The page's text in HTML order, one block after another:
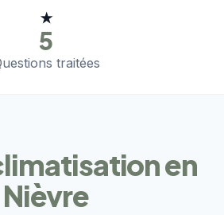
★
5
traitées
en
Nièvre